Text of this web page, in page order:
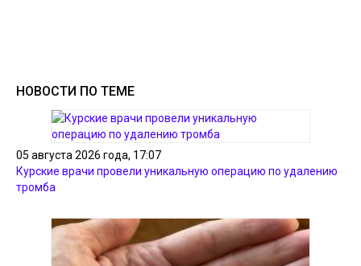
НОВОСТИ ПО ТЕМЕ
05 августа 2026 года, 17:07
Курские врачи провели уникальную операцию по удалению
тромба